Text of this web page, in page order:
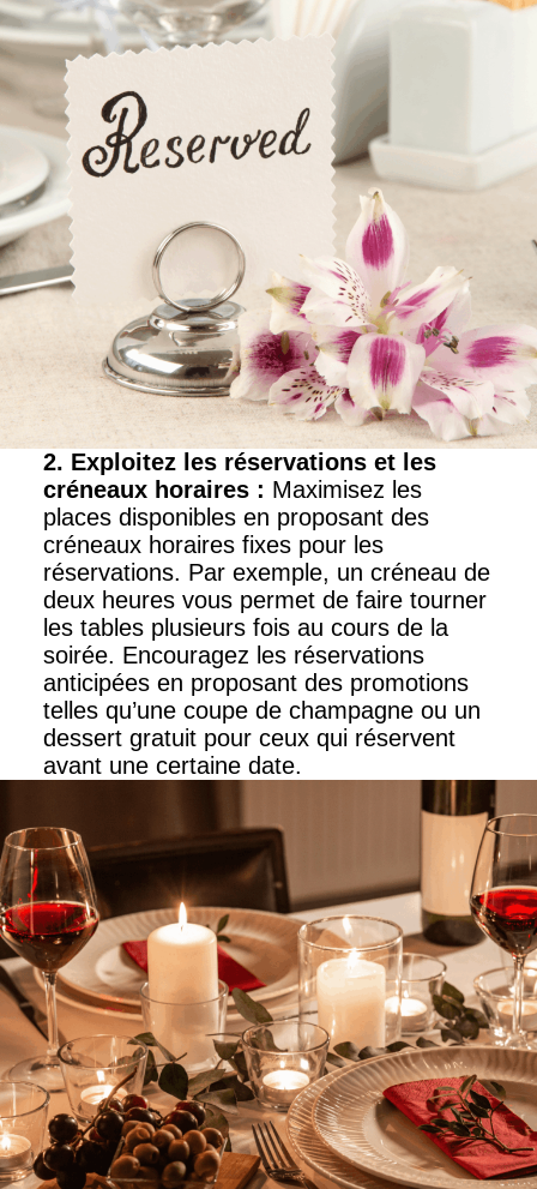
2. Exploitez les réservations et les
créneaux horaires : Maximisez les
places disponibles en proposant des
créneaux horaires fixes pour les
réservations. Par exemple, un créneau de
deux heures vous permet de faire tourner
les tables plusieurs fois au cours de la
soirée. Encouragez les réservations
anticipées en proposant des promotions
telles qu’une coupe de champagne ou un
dessert gratuit pour ceux qui réservent
avant une certaine date.